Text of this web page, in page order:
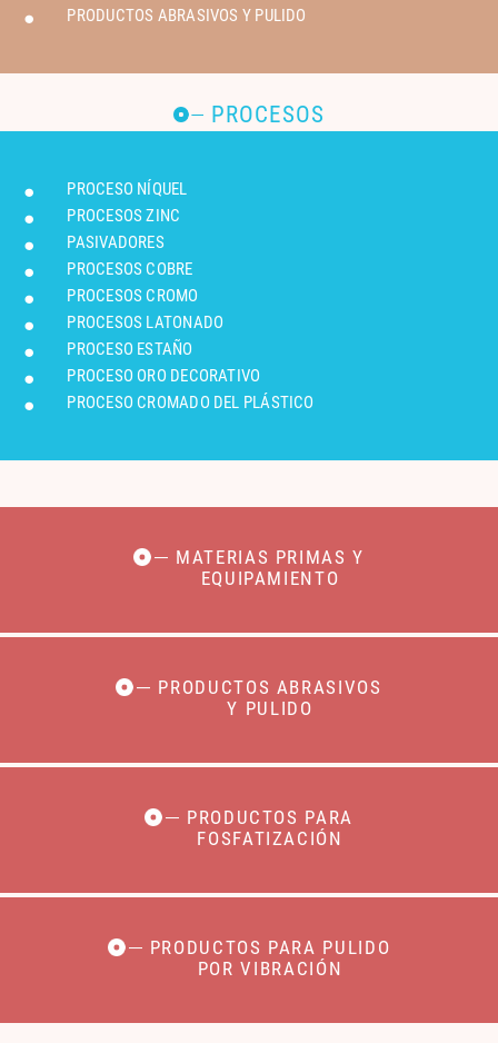
PRODUCTOS ABRASIVOS Y PULIDO
PROCESOS
PROCESO NÍQUEL
PROCESOS ZINC
PASIVADORES
PROCESOS COBRE
PROCESOS CROMO
PROCESOS LATONADO
PROCESO ESTAÑO
PROCESO ORO DECORATIVO
PROCESO CROMADO DEL PLÁSTICO
MATERIAS PRIMAS Y
EQUIPAMIENTO
PRODUCTOS ABRASIVOS
Y PULIDO
PRODUCTOS PARA
FOSFATIZACIÓN
PRODUCTOS PARA PULIDO
POR VIBRACIÓN